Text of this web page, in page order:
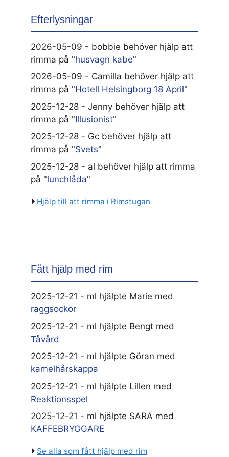
Efterlysningar
2026-05-09 - bobbie behöver hjälp att
rimma på "husvagn kabe"
2026-05-09 - Camilla behöver hjälp att
rimma på "Hotell Helsingborg 18 April"
2025-12-28 - Jenny behöver hjälp att
rimma på "Illusionist"
2025-12-28 - Gc behöver hjälp att
rimma på "Svets"
2025-12-28 - al behöver hjälp att rimma
på "lunchlåda"
Hjälp till att rimma i Rimstugan
Fått hjälp med rim
2025-12-21 - ml hjälpte Marie med
raggsockor
2025-12-21 - ml hjälpte Bengt med
Tåvård
2025-12-21 - ml hjälpte Göran med
kamelhårskappa
2025-12-21 - ml hjälpte Lillen med
Reaktionsspel
2025-12-21 - ml hjälpte SARA med
KAFFEBRYGGARE
Se alla som fått hjälp med rim